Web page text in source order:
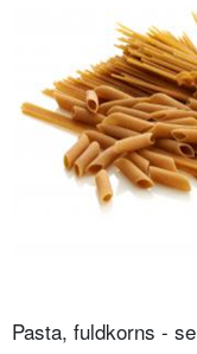
Pasta, fuldkorns - se